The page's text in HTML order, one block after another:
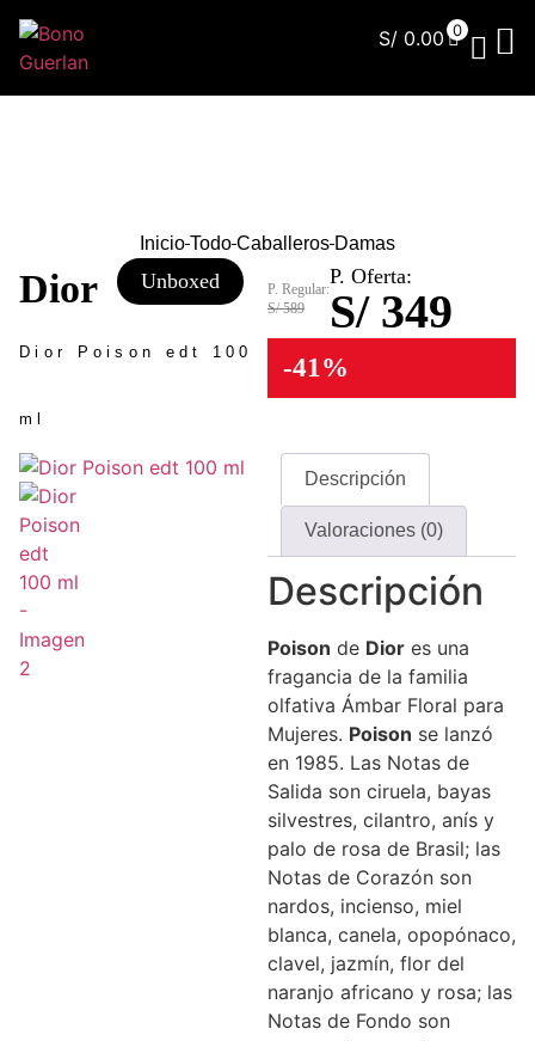
S/ 0.00 0
Inicio Todo Caballeros Damas
Dior Unboxed
Dior Poison edt 100
ml
P. Regular:
S/ 589
P. Oferta:
S/ 349
-41%
Descripción
Valoraciones (0)
Descripción
Poison de Dior es una
fragancia de la familia
olfativa Ámbar Floral para
Mujeres. Poison se lanzó
en 1985. Las Notas de
Salida son ciruela, bayas
silvestres, cilantro, anís y
palo de rosa de Brasil; las
Notas de Corazón son
nardos, incienso, miel
blanca, canela, opopónaco,
clavel, jazmín, flor del
naranjo africano y rosa; las
Notas de Fondo son